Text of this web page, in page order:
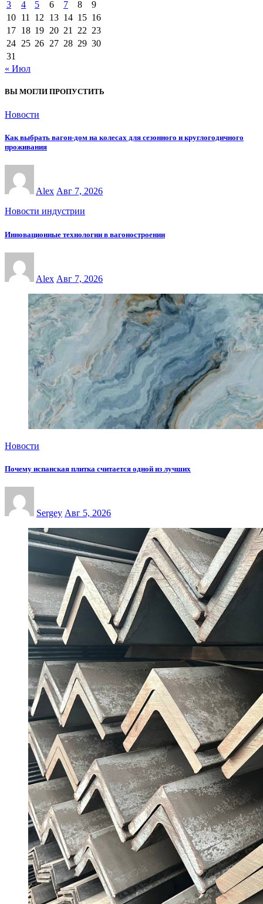
3 4 5 6 7 8
9
10 11 12 13 14 15 16
17 18 19 20 21 22 23
24 25 26 27 28 29 30
31
« Июл
ВЫ МОГЛИ ПРОПУСТИТЬ
Новости
Как выбрать вагон-дом на колесах для сезонного и круглогодичного
проживания
Alex Авг 7, 2026
Новости индустрии
Инновационные технологии в вагоностроении
Alex Авг 7, 2026
Новости
Почему испанская плитка считается одной из лучших
Sergey Авг 5, 2026